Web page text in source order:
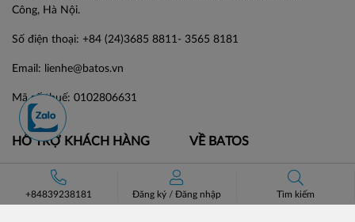
Công, Hà Nội.
Số điện thoại: +84 (24)3685 8811- 3565 8181
Email: lienhe@batos.vn
Mã số thuế: 0102806631
HỖ TRỢ KHÁCH HÀNG
Hướng dẫn đặt hàng
Phương thức vận chuyển
VỀ BATOS
Đối tác chiến lược
+84839238181 Đăng ký /Đăng nhập Tìm kiếm